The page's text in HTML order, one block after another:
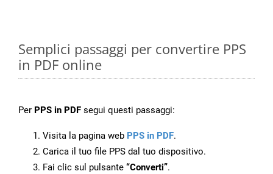
Semplici passaggi per convertire PPS
in PDF online
Per PPS in PDF segui questi passaggi:
Visita la pagina web PPS in PDF.
Carica il tuo file PPS dal tuo dispositivo.
Fai clic sul pulsante “Converti”.